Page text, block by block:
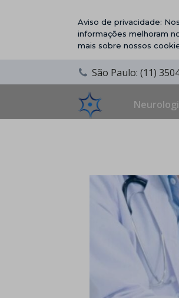
Aviso de privacidade:
informações melhoram
mais sobre nossos
São Paulo: (11)